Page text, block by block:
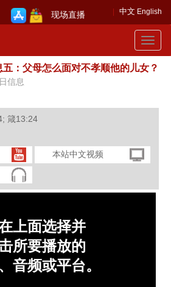
中文 English
现场直播
Toggle
五：父母怎么面对不孝顺他的儿女？
信息
箴13:24
本站中文视频